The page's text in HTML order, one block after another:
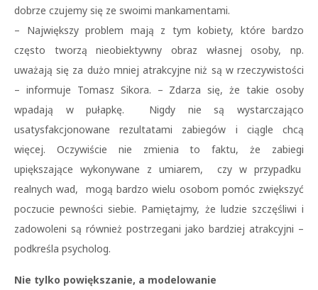
dobrze czujemy się ze swoimi mankamentami.
– Największy problem mają z tym kobiety, które bardzo
często tworzą nieobiektywny obraz własnej osoby, np.
uważają się za dużo mniej atrakcyjne niż są w rzeczywistości
– informuje Tomasz Sikora. – Zdarza się, że takie osoby
wpadają w pułapkę. Nigdy nie są wystarczająco
usatysfakcjonowane rezultatami zabiegów i ciągle chcą
więcej. Oczywiście nie zmienia to faktu, że zabiegi
upiększające wykonywane z umiarem, czy w przypadku
realnych wad, mogą bardzo wielu osobom pomóc zwiększyć
poczucie pewności siebie. Pamiętajmy, że ludzie szczęśliwi i
zadowoleni są również postrzegani jako bardziej atrakcyjni –
podkreśla psycholog.
Nie tylko powiększanie, a modelowanie